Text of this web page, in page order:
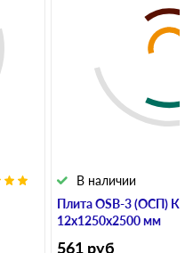
Плита OSB-3 (ОСП)
12х1250х2500 мм
В наличии
561 руб